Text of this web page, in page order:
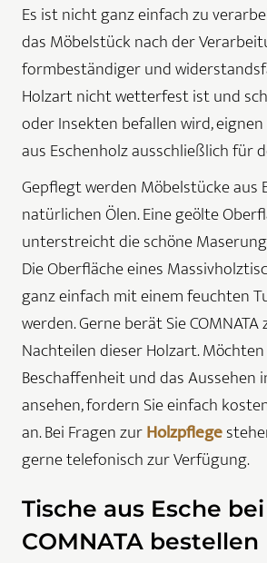
Es ist nicht ganz einfach zu
das Möbelstück nach der
formbeständiger und
Holzart nicht wetterfest ist und
oder Insekten befallen wird,
aus Eschenholz ausschließlich für
Gepflegt werden Möbelstücke aus
natürlichen Ölen. Eine geölte
unterstreicht die schöne
Die Oberfläche eines
ganz einfach mit einem feuchten
werden. Gerne berät Sie
Nachteilen dieser Holzart.
Beschaffenheit und das Aussehen
ansehen, fordern Sie einfach
an. Bei Fragen zurHolzpflege
gerne telefonisch zur Verfügung.
Tische aus Esche bei
COMNATA bestellen